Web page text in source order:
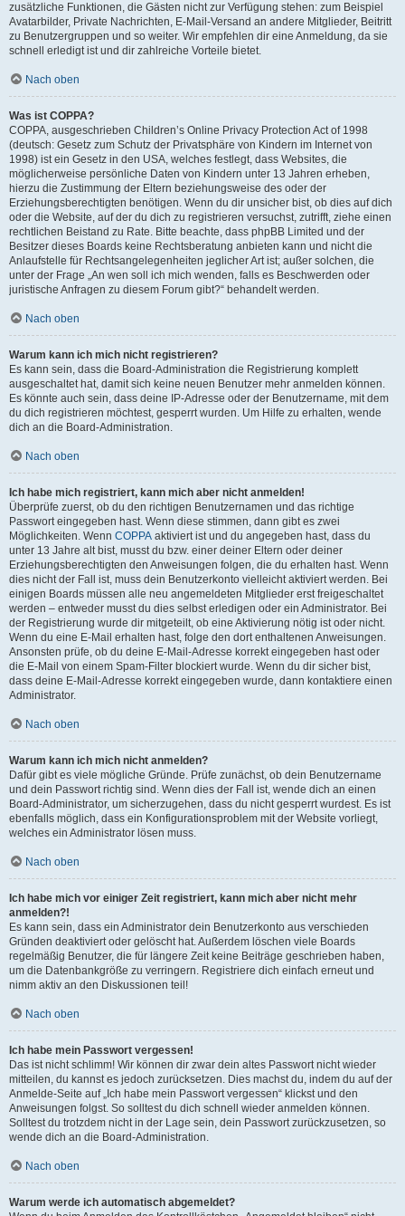
zusätzliche Funktionen, die Gästen nicht zur Verfügung stehen: zum Beispiel
Avatarbilder, Private Nachrichten, E-Mail-Versand an andere Mitglieder, Beitritt
zu Benutzergruppen und so weiter. Wir empfehlen dir eine Anmeldung, da sie
schnell erledigt ist und dir zahlreiche Vorteile bietet.
Nach oben
Was ist COPPA?
COPPA, ausgeschrieben Children’s Online Privacy Protection Act of 1998
(deutsch: Gesetz zum Schutz der Privatsphäre von Kindern im Internet von
1998) ist ein Gesetz in den USA, welches festlegt, dass Websites, die
möglicherweise persönliche Daten von Kindern unter 13 Jahren erheben,
hierzu die Zustimmung der Eltern beziehungsweise des oder der
Erziehungsberechtigten benötigen. Wenn du dir unsicher bist, ob dies auf dich
oder die Website, auf der du dich zu registrieren versuchst, zutrifft, ziehe einen
rechtlichen Beistand zu Rate. Bitte beachte, dass phpBB Limited und der
Besitzer dieses Boards keine Rechtsberatung anbieten kann und nicht die
Anlaufstelle für Rechtsangelegenheiten jeglicher Art ist; außer solchen, die
unter der Frage „An wen soll ich mich wenden, falls es Beschwerden oder
juristische Anfragen zu diesem Forum gibt?“ behandelt werden.
Nach oben
Warum kann ich mich nicht registrieren?
Es kann sein, dass die Board-Administration die Registrierung komplett
ausgeschaltet hat, damit sich keine neuen Benutzer mehr anmelden können.
Es könnte auch sein, dass deine IP-Adresse oder der Benutzername, mit dem
du dich registrieren möchtest, gesperrt wurden. Um Hilfe zu erhalten, wende
dich an die Board-Administration.
Nach oben
Ich habe mich registriert, kann mich aber nicht anmelden!
Überprüfe zuerst, ob du den richtigen Benutzernamen und das richtige
Passwort eingegeben hast. Wenn diese stimmen, dann gibt es zwei
Möglichkeiten. Wenn COPPA aktiviert ist und du angegeben hast, dass du
unter 13 Jahre alt bist, musst du bzw. einer deiner Eltern oder deiner
Erziehungsberechtigten den Anweisungen folgen, die du erhalten hast. Wenn
dies nicht der Fall ist, muss dein Benutzerkonto vielleicht aktiviert werden. Bei
einigen Boards müssen alle neu angemeldeten Mitglieder erst freigeschaltet
werden – entweder musst du dies selbst erledigen oder ein Administrator. Bei
der Registrierung wurde dir mitgeteilt, ob eine Aktivierung nötig ist oder nicht.
Wenn du eine E-Mail erhalten hast, folge den dort enthaltenen Anweisungen.
Ansonsten prüfe, ob du deine E-Mail-Adresse korrekt eingegeben hast oder
die E-Mail von einem Spam-Filter blockiert wurde. Wenn du dir sicher bist,
dass deine E-Mail-Adresse korrekt eingegeben wurde, dann kontaktiere einen
Administrator.
Nach oben
Warum kann ich mich nicht anmelden?
Dafür gibt es viele mögliche Gründe. Prüfe zunächst, ob dein Benutzername
und dein Passwort richtig sind. Wenn dies der Fall ist, wende dich an einen
Board-Administrator, um sicherzugehen, dass du nicht gesperrt wurdest. Es ist
ebenfalls möglich, dass ein Konfigurationsproblem mit der Website vorliegt,
welches ein Administrator lösen muss.
Nach oben
Ich habe mich vor einiger Zeit registriert, kann mich aber nicht mehr
anmelden?!
Es kann sein, dass ein Administrator dein Benutzerkonto aus verschieden
Gründen deaktiviert oder gelöscht hat. Außerdem löschen viele Boards
regelmäßig Benutzer, die für längere Zeit keine Beiträge geschrieben haben,
um die Datenbankgröße zu verringern. Registriere dich einfach erneut und
nimm aktiv an den Diskussionen teil!
Nach oben
Ich habe mein Passwort vergessen!
Das ist nicht schlimm! Wir können dir zwar dein altes Passwort nicht wieder
mitteilen, du kannst es jedoch zurücksetzen. Dies machst du, indem du auf der
Anmelde-Seite auf „Ich habe mein Passwort vergessen“ klickst und den
Anweisungen folgst. So solltest du dich schnell wieder anmelden können.
Solltest du trotzdem nicht in der Lage sein, dein Passwort zurückzusetzen, so
wende dich an die Board-Administration.
Nach oben
Warum werde ich automatisch abgemeldet?